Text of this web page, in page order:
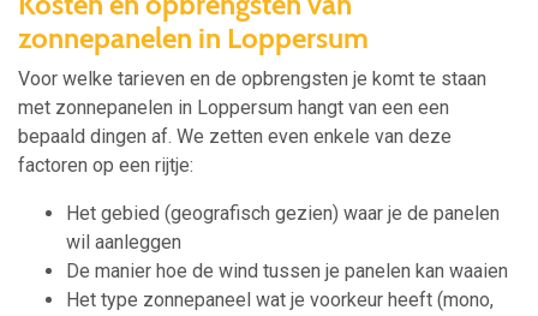
zonnepanelen in Loppersum
Voor welke tarieven en de opbrengsten je komt te staan
met zonnepanelen in Loppersum hangt van een een
bepaald dingen af. We zetten even enkele van deze
factoren op een rijtje:
Het gebied (geografisch gezien) waar je de panelen
wil aanleggen
De manier hoe de wind tussen je panelen kan waaien
Het type zonnepaneel wat je voorkeur heeft (mono,